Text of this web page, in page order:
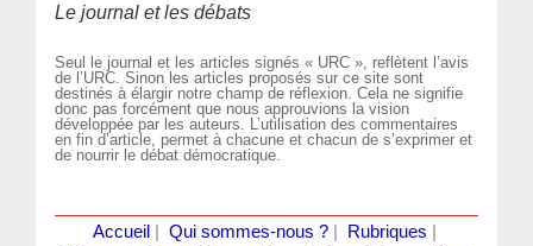
Le journal et les débats
Seul le journal et les articles signés « URC », reflètent l’avis
de l’URC. Sinon les articles proposés sur ce site sont
destinés à élargir notre champ de réflexion. Cela ne signifie
donc pas forcément que nous approuvions la vision
développée par les auteurs. L’utilisation des commentaires
en fin d’article, permet à chacune et chacun de s’exprimer et
de nourrir le débat démocratique.
Accueil Qui sommes-nous ?| Rubriques